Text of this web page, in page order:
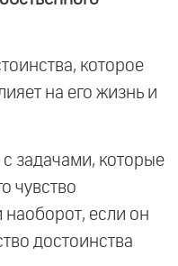
которое
на его жизнь и
с задачами, которые
чувство
наоборот, если он
достоинства